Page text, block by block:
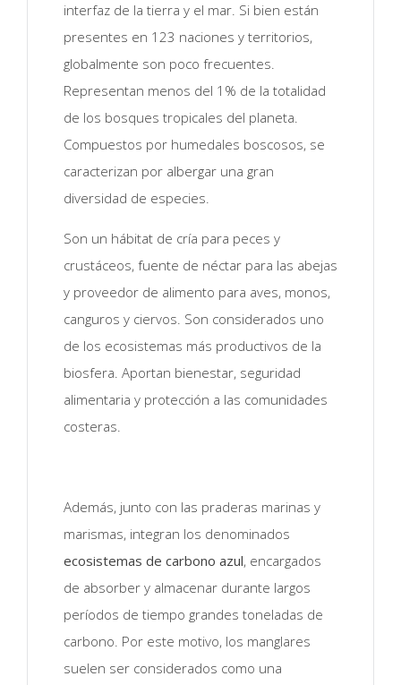
interfaz de la tierra y el mar. Si bien están
presentes en 123 naciones y territorios,
globalmente son poco frecuentes.
Representan menos del 1% de la totalidad
de los bosques tropicales del planeta.
Compuestos por humedales boscosos, se
caracterizan por albergar una gran
diversidad de especies.
Son un hábitat de cría para peces y
crustáceos, fuente de néctar para las abejas
y proveedor de alimento para aves, monos,
canguros y ciervos. Son considerados uno
de los ecosistemas más productivos de la
biosfera. Aportan bienestar, seguridad
alimentaria y protección a las comunidades
costeras.
Además, junto con las praderas marinas y
marismas, integran los denominados
ecosistemas de carbono azul, encargados
de absorber y almacenar durante largos
períodos de tiempo grandes toneladas de
carbono. Por este motivo, los manglares
suelen ser considerados como una